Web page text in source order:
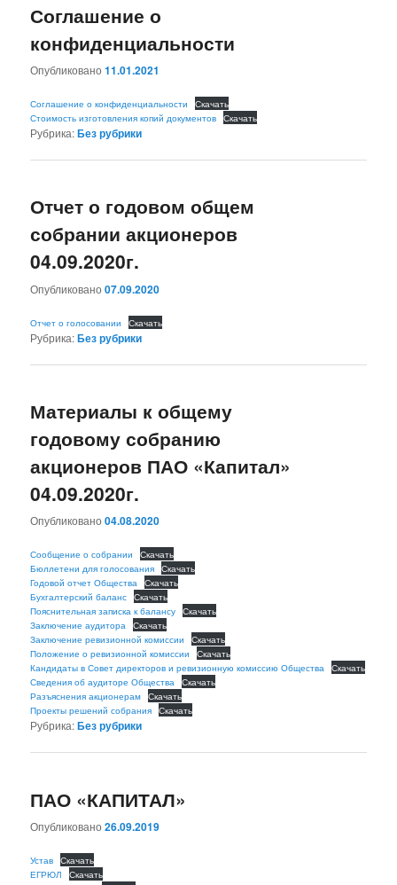
Соглашение о
конфиденциальности
Опубликовано11.01.2021
Соглашение о конфиденциальности Скачать
Стоимость изготовления копий документов Скачать
Рубрика:Без рубрики
Отчет о годовом общем
собрании акционеров
04.09.2020г.
Опубликовано07.09.2020
Отчет о голосовании Скачать
Рубрика:Без рубрики
Материалы к общему
годовому собранию
акционеров ПАО «Капитал»
04.09.2020г.
Опубликовано04.08.2020
Сообщение о собрании Скачать
Бюллетени для голосования Скачать
Годовой отчет Общества Скачать
Бухгалтерский баланс Скачать
Пояснительная записка к балансу Скачать
Заключение аудитора Скачать
Заключение ревизионной комиссии Скачать
Положение о ревизионной комиссии Скачать
Кандидаты в Совет директоров и ревизионную комиссию Общества Скачать
Сведения об аудиторе Общества Скачать
Разъяснения акционерам Скачать
Проекты решений собрания Скачать
Рубрика:Без рубрики
ПАО «КАПИТАЛ»
Опубликовано26.09.2019
Устав Скачать
ЕГРЮЛ Скачать